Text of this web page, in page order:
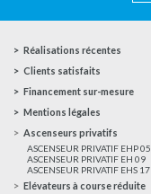
Réalisations récentes
Clients satisfaits
Financement sur-mesure
Mentions légales
Ascenseurs privatifs
ASCENSEUR PRIVATIF EHP 05
ASCENSEUR PRIVATIF EH 09
ASCENSEUR PRIVATIF EHS 17
Elévateurs à course réduite